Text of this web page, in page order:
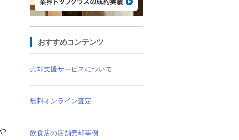
おすすめコンテンツ
売却支援サービスについて
無料オンライン査定
飲食店の店舗売却事例